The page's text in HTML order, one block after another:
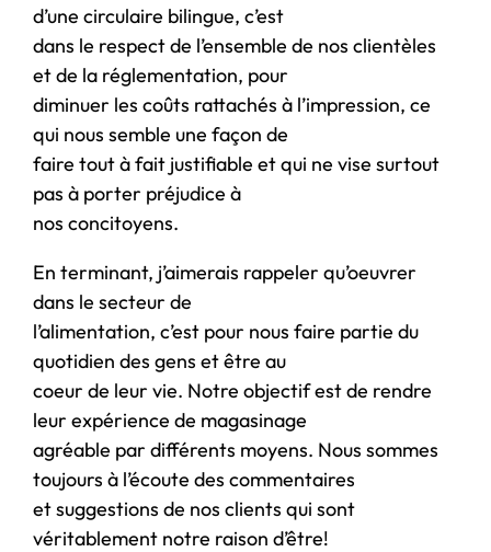
d’une circulaire bilingue, c’est
dans le respect de l’ensemble de nos clientèles
et de la réglementation, pour
diminuer les coûts rattachés à l’impression, ce
qui nous semble une façon de
faire tout à fait justifiable et qui ne vise surtout
pas à porter préjudice à
nos concitoyens.
En terminant, j’aimerais rappeler qu’oeuvrer
dans le secteur de
l’alimentation, c’est pour nous faire partie du
quotidien des gens et être au
coeur de leur vie. Notre objectif est de rendre
leur expérience de magasinage
agréable par différents moyens. Nous sommes
toujours à l’écoute des commentaires
et suggestions de nos clients qui sont
véritablement notre raison d’être!